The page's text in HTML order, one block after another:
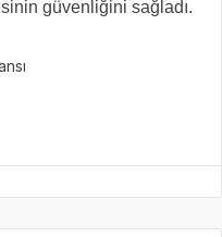
güvenliğini sağladı.